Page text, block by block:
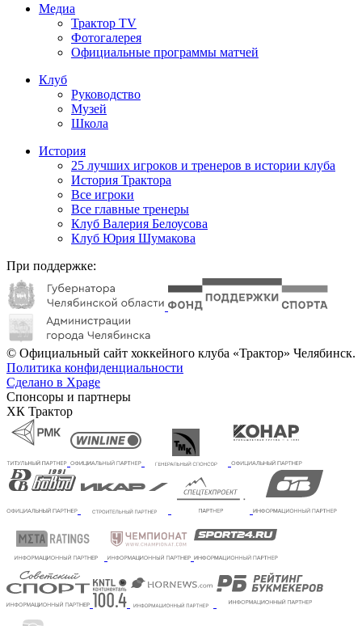
Медиа
Трактор TV
Фотогалерея
Официальные программы матчей
Клуб
Руководство
Музей
Школа
История
25 лучших игроков и тренеров в истории клуба
История Трактора
Все игроки
Все главные тренеры
Клуб Валерия Белоусова
Клуб Юрия Шумакова
При поддержке:
© Официальный сайт хоккейного клуба «Трактор» Челябинск.
Политика конфиденциальности
Сделано в Xpage
Спонсоры и партнеры
ХК Трактор